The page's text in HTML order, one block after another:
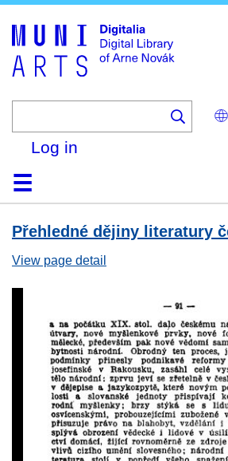
Select
your
Log in
HomeBrowse
Search
About
HelpContactDigitalia
Přehledné dějiny literatury
View page detail